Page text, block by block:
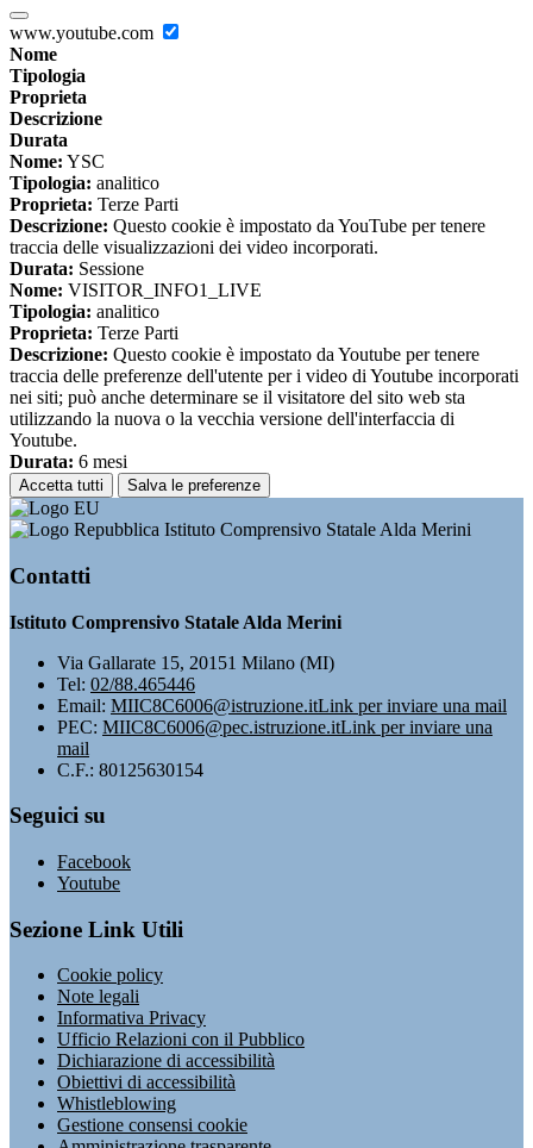
www.youtube.com
Nome
Tipologia
Proprieta
Descrizione
Durata
Nome: YSC
Tipologia: analitico
Proprieta: Terze Parti
Descrizione: Questo cookie è impostato da YouTube per tenere
traccia delle visualizzazioni dei video incorporati.
Durata: Sessione
Nome: VISITOR_INFO1_LIVE
Tipologia: analitico
Proprieta: Terze Parti
Descrizione: Questo cookie è impostato da Youtube per tenere
traccia delle preferenze dell'utente per i video di Youtube incorporati
nei siti; può anche determinare se il visitatore del sito web sta
utilizzando la nuova o la vecchia versione dell'interfaccia di
Youtube.
Durata: 6 mesi
Accetta tutti Salva le preferenze
Istituto Comprensivo Statale Alda Merini
Contatti
Istituto Comprensivo Statale Alda Merini
Via Gallarate 15, 20151 Milano (MI)
Tel: 02/88.465446
Email: MIIC8C6006@istruzione.itLink per inviare una mail
PEC: MIIC8C6006@pec.istruzione.itLink per inviare una
mail
C.F.: 80125630154
Seguici su
Facebook
Youtube
Sezione Link Utili
Cookie policy
Note legali
Informativa Privacy
Ufficio Relazioni con il Pubblico
Dichiarazione di accessibilità
Obiettivi di accessibilità
Whistleblowing
Gestione consensi cookie